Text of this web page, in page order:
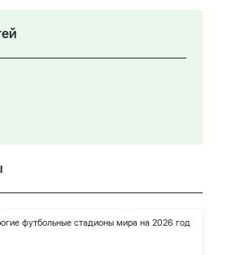
футбольные стадионы мира на 2026 год